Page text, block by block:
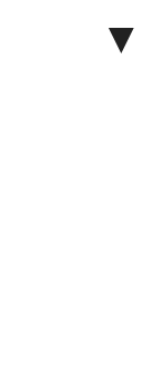
▼